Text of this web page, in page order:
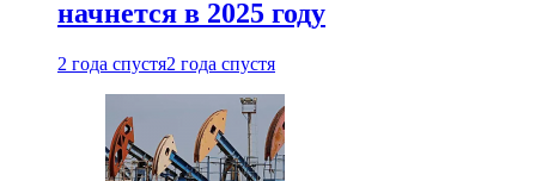
начнется в 2025 году
2 года спустя2 года спустя